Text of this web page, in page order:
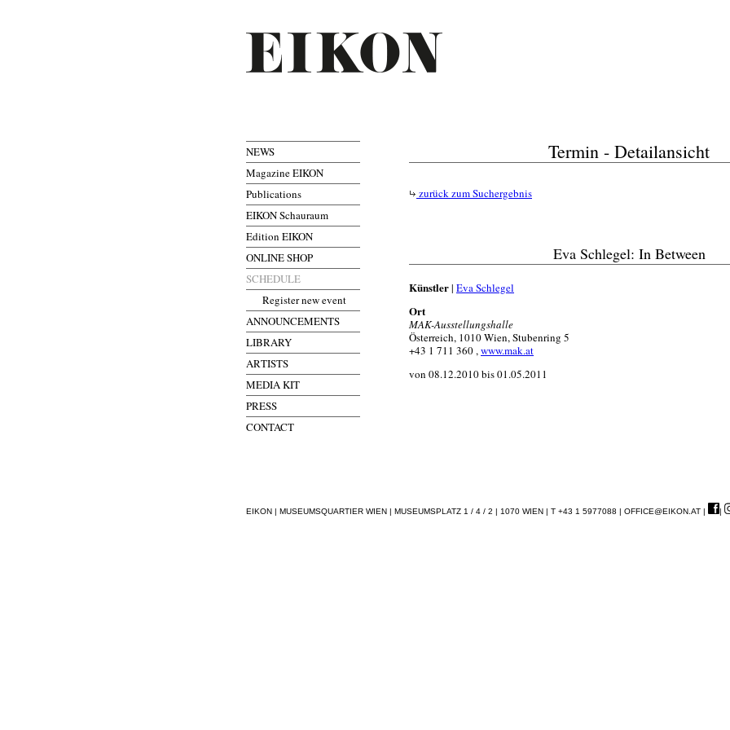
NEWS
Magazine EIKON
Publications
EIKON Schauraum
Edition EIKON
ONLINE SHOP
SCHEDULE
Register new event
ANNOUNCEMENTS
LIBRARY
ARTISTS
MEDIA KIT
PRESS
CONTACT
Termin - Detailansicht
zurück zum Suchergebnis
Eva Schlegel: In Between
Künstler| Eva Schlegel
Ort
MAK-Ausstellungshalle
Österreich, 1010 Wien, Stubenring 5
+43 1 711 360 ,www.mak.at
von 08.12.2010 bis 01.05.2011
EIKON | MUSEUMSQUARTIER WIEN | MUSEUMSPLATZ 1 / 4 / 2 | 1070 WIEN | T +43 1 5977088 | OFFICE@EIKON.AT | |